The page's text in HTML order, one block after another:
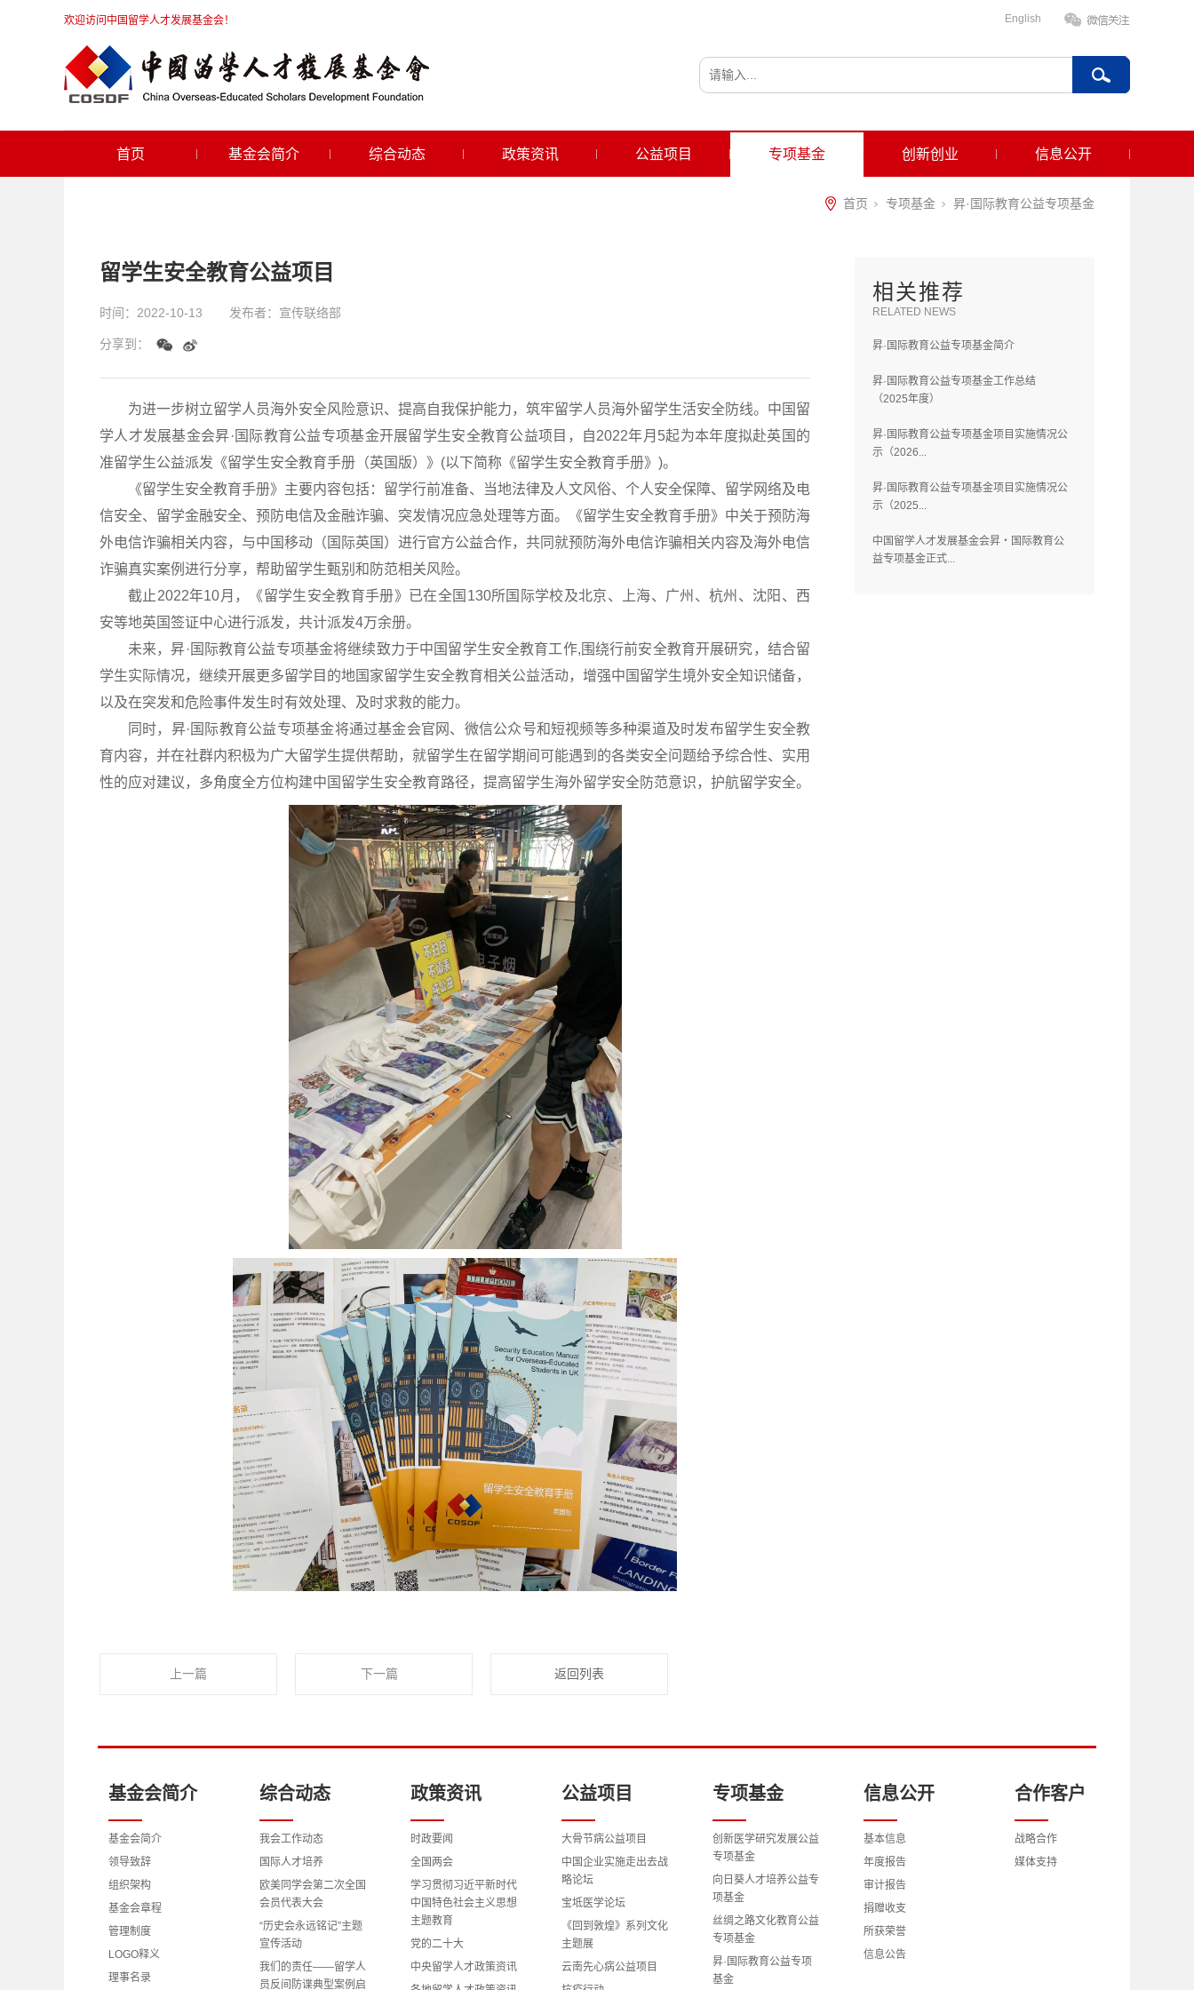
欢迎访问中国留学人才发展基金会！ English
首页 基金会简介 综合动态 政策资讯 公益项目 专项基金 创新创业 信息公开
首页 专项基金 昇·国际教育公益专项基金
留学生安全教育公益项目
时间： 2022-10-13 发布者： 宣传联络部
分享到：
为进一步树立留学人员海外安全风险意识、提高自我保护能力，筑牢留学人员海外留学生活安全防线。中国留
学人才发展基金会昇·国际教育公益专项基金开展留学生安全教育公益项目，自2022年月5起为本年度拟赴英国的
准留学生公益派发《留学生安全教育手册（英国版）》(以下简称《留学生安全教育手册》)。
《留学生安全教育手册》主要内容包括：留学行前准备、当地法律及人文风俗、个人安全保障、留学网络及电
信安全、留学金融安全、预防电信及金融诈骗、突发情况应急处理等方面。《留学生安全教育手册》中关于预防海
外电信诈骗相关内容，与中国移动（国际英国）进行官方公益合作，共同就预防海外电信诈骗相关内容及海外电信
诈骗真实案例进行分享，帮助留学生甄别和防范相关风险。
截止2022年10月，《留学生安全教育手册》已在全国130所国际学校及北京、上海、广州、杭州、沈阳、西
安等地英国签证中心进行派发，共计派发4万余册。
未来，昇·国际教育公益专项基金将继续致力于中国留学生安全教育工作,围绕行前安全教育开展研究，结合留
学生实际情况，继续开展更多留学目的地国家留学生安全教育相关公益活动，增强中国留学生境外安全知识储备，
以及在突发和危险事件发生时有效处理、及时求救的能力。
同时，昇·国际教育公益专项基金将通过基金会官网、微信公众号和短视频等多种渠道及时发布留学生安全教
育内容，并在社群内积极为广大留学生提供帮助，就留学生在留学期间可能遇到的各类安全问题给予综合性、实用
性的应对建议，多角度全方位构建中国留学生安全教育路径，提高留学生海外留学安全防范意识，护航留学安全。
上一篇 下一篇 返回列表
相关推荐
RELATED NEWS
昇·国际教育公益专项基金简介
昇·国际教育公益专项基金工作总结
（2025年度）
昇·国际教育公益专项基金项目实施情况公
示（2026...
昇·国际教育公益专项基金项目实施情况公
示（2025...
中国留学人才发展基金会昇・国际教育公
益专项基金正式...
基金会简介
基金会简介
领导致辞
组织架构
基金会章程
管理制度
LOGO释义
理事名录
综合动态
我会工作动态
国际人才培养
欧美同学会第二次全国
会员代表大会
“历史会永远铭记”主题
宣传活动
我们的责任——留学人
员反间防谍典型案例启
政策资讯
时政要闻
全国两会
学习贯彻习近平新时代
中国特色社会主义思想
主题教育
党的二十大
中央留学人才政策资讯
公益项目
大骨节病公益项目
中国企业实施走出去战
略论坛
宝坻医学论坛
《回到敦煌》系列文化
主题展
云南先心病公益项目
专项基金
创新医学研究发展公益
专项基金
向日葵人才培养公益专
项基金
丝绸之路文化教育公益
专项基金
昇·国际教育公益专项
基金
信息公开
基本信息
年度报告
审计报告
捐赠收支
所获荣誉
信息公告
合作客户
战略合作
媒体支持